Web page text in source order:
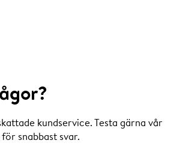
kundservice. Testa gärna vår
snabbast svar.